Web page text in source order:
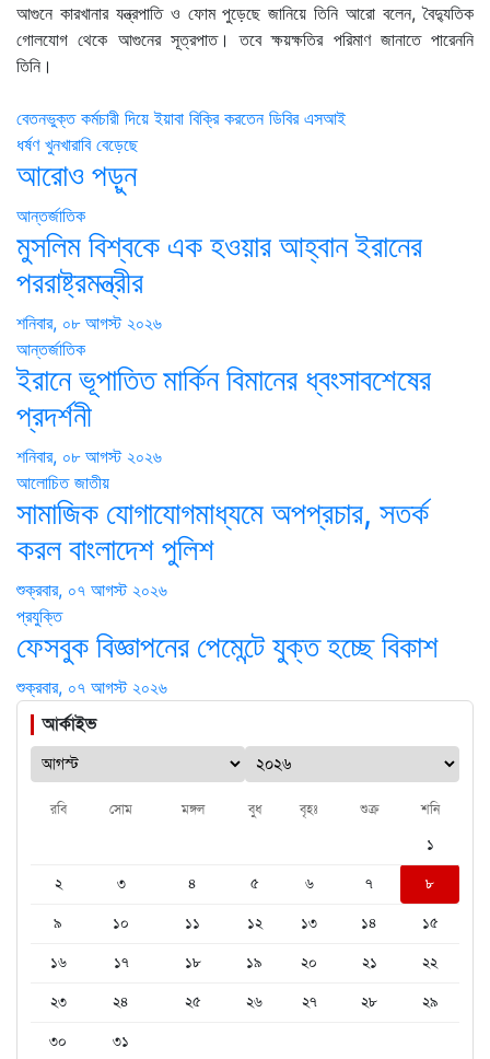
আগুনে কারখানার যন্ত্রপাতি ও ফোম পুড়েছে জানিয়ে তিনি আরো বলেন, বৈদ্যুতিক
গোলযোগ থেকে আগুনের সূত্রপাত। তবে ক্ষয়ক্ষতির পরিমাণ জানাতে পারেননি
তিনি।
Post
navigation
বেতনভুক্ত কর্মচারী দিয়ে ইয়াবা বিক্রি করতেন ডিবির এসআই
ধর্ষণ খুনখারাবি বেড়েছে
আরোও পড়ুন
আন্তর্জাতিক
মুসলিম বিশ্বকে এক হওয়ার আহ্বান ইরানের
পররাষ্ট্রমন্ত্রীর
শনিবার, ০৮ আগস্ট ২০২৬
আন্তর্জাতিক
ইরানে ভূপাতিত মার্কিন বিমানের ধ্বংসাবশেষের
প্রদর্শনী
শনিবার, ০৮ আগস্ট ২০২৬
আলোচিত জাতীয়
সামাজিক যোগাযোগমাধ্যমে অপপ্রচার, সতর্ক
করল বাংলাদেশ পুলিশ
শুক্রবার, ০৭ আগস্ট ২০২৬
প্রযুক্তি
ফেসবুক বিজ্ঞাপনের পেমেন্টে যুক্ত হচ্ছে বিকাশ
শুক্রবার, ০৭ আগস্ট ২০২৬
আর্কাইভ
রবি সোম মঙ্গল বুধ বৃহঃ শুক্র শনি
১
২
৩ ৪ ৫ ৬ ৭
৮
৯
১০ ১১ ১২ ১৩ ১৪
১৫
১৬
১৭ ১৮ ১৯ ২০ ২১
২২
২৩
২৪ ২৫ ২৬ ২৭ ২৮
২৯
৩০
৩১